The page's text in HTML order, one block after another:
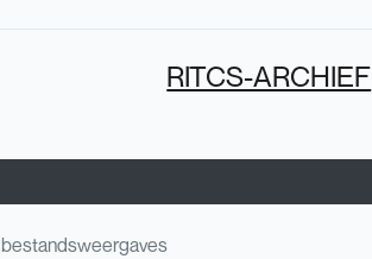
RITCS-ARCHIEF